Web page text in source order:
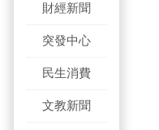
財經新聞
突發中心
民生消費
文教新聞